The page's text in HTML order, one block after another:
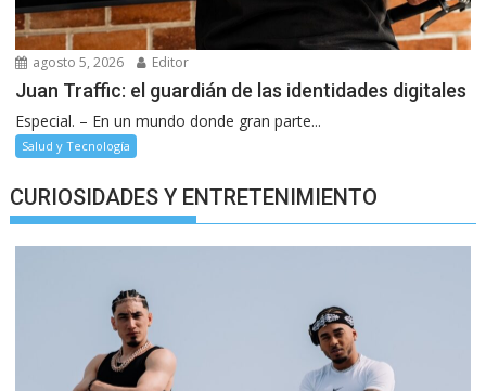
agosto 5, 2026 Editor
Juan Traffic: el guardián de las identidades digitales
Especial. – En un mundo donde gran parte...
Salud y Tecnología
CURIOSIDADES Y ENTRETENIMIENTO